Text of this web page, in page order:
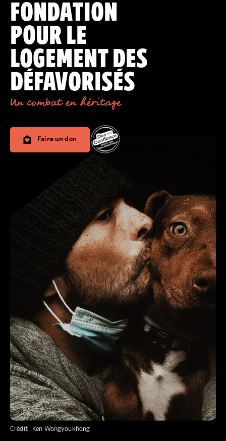
Crédit : Ken Wongyoukhong
FONDATION
POUR LE
LOGEMENT DES
DÉFAVORISÉS
Un combat en héritage
Faire un don